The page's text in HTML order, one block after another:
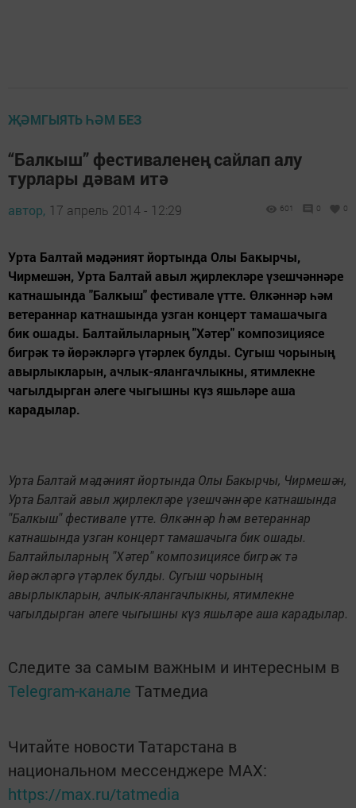
ҖӘМГЫЯТЬ ҺӘМ БЕЗ
“Балкыш” фестиваленең сайлап алу
турлары дәвам итә
автор, 17 апрель 2014 - 12:29 601 0 0
Урта Балтай мәдәният йортында Олы Бакырчы,
Чирмешән, Урта Балтай авыл җирлекләре үзешчәннәре
катнашында "Балкыш" фестивале үтте. Өлкәннәр һәм
ветераннар катнашында узган концерт тамашачыга
бик ошады. Балтайлыларның "Хәтер" композициясе
бигрәк тә йөрәкләргә үтәрлек булды. Сугыш чорының
авырлыкларын, ачлык-ялангачлыкны, ятимлекне
чагылдырган әлеге чыгышны күз яшьләре аша
карадылар.
Урта Балтай мәдәният йортында Олы Бакырчы, Чирмешән,
Урта Балтай авыл җирлекләре үзешчәннәре катнашында
"Балкыш" фестивале үтте. Өлкәннәр һәм ветераннар
катнашында узган концерт тамашачыга бик ошады.
Балтайлыларның "Хәтер" композициясе бигрәк тә
йөрәкләргә үтәрлек булды. Сугыш чорының
авырлыкларын, ачлык-ялангачлыкны, ятимлекне
чагылдырган әлеге чыгышны күз яшьләре аша карадылар.
Следите за самым важным и интересным в
Telegram-канале Татмедиа
Читайте новости Татарстана в
национальном мессенджере MАХ:
https://max.ru/tatmedia